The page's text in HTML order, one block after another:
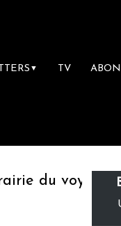
▼ TV
du voyage